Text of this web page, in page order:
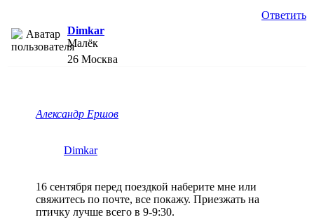
Ответить
Dimkar
Малёк
26 Москва
Александр Ершов
Dimkar
16 сентября перед поездкой наберите мне или
свяжитесь по почте, все покажу. Приезжать на
птичку лучше всего в 9-9:30.